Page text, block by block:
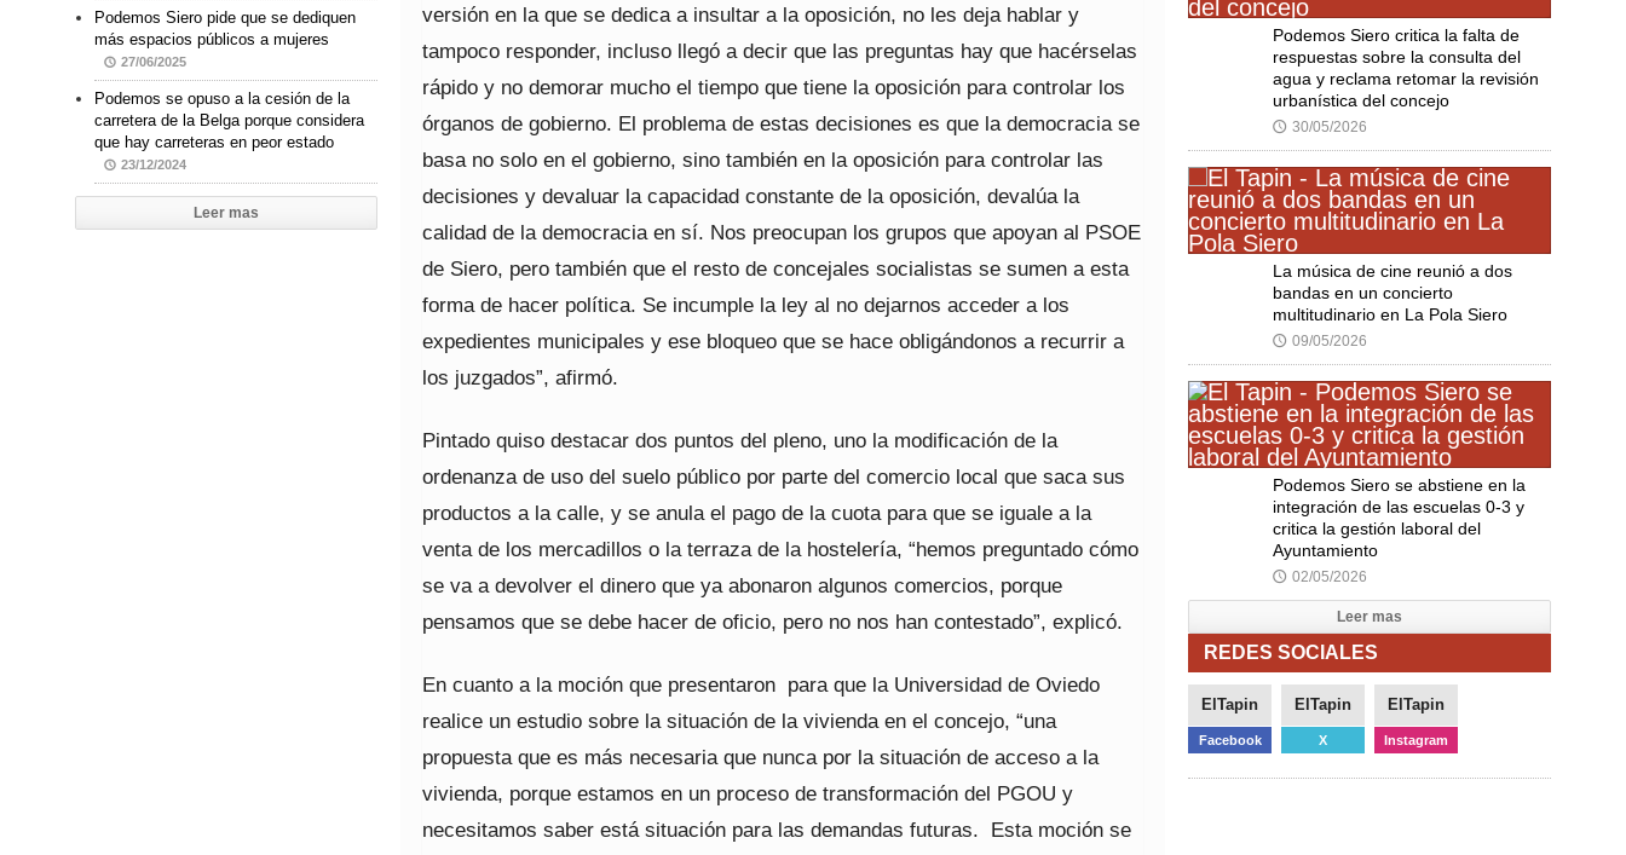
versión en la que se dedica a insultar a la oposición, no les deja hablar y
tampoco responder, incluso llegó a decir que las preguntas hay que hacérselas
rápido y no demorar mucho el tiempo que tiene la oposición para controlar los
órganos de gobierno. El problema de estas decisiones es que la democracia se
basa no solo en el gobierno, sino también en la oposición para controlar las
decisiones y devaluar la capacidad constante de la oposición, devalúa la
calidad de la democracia en sí. Nos preocupan los grupos que apoyan al PSOE
de Siero, pero también que el resto de concejales socialistas se sumen a esta
forma de hacer política. Se incumple la ley al no dejarnos acceder a los
expedientes municipales y ese bloqueo que se hace obligándonos a recurrir a
los juzgados”, afirmó.
Pintado quiso destacar dos puntos del pleno, uno la modificación de la
ordenanza de uso del suelo público por parte del comercio local que saca sus
productos a la calle, y se anula el pago de la cuota para que se iguale a la
venta de los mercadillos o la terraza de la hostelería, “hemos preguntado cómo
se va a devolver el dinero que ya abonaron algunos comercios, porque
pensamos que se debe hacer de oficio, pero no nos han contestado”, explicó.
En cuanto a la moción que presentaron para que la Universidad de Oviedo
realice un estudio sobre la situación de la vivienda en el concejo, “una
propuesta que es más necesaria que nunca por la situación de acceso a la
vivienda, porque estamos en un proceso de transformación del PGOU y
necesitamos saber está situación para las demandas futuras. Esta moción se
Podemos Siero pide que se dediquen
más espacios públicos a mujeres
27/06/2025
Podemos se opuso a la cesión de la
carretera de la Belga porque considera
que hay carreteras en peor estado
23/12/2024
Leer mas
Podemos Siero critica la falta de
respuestas sobre la consulta del
agua y reclama retomar la revisión
urbanística del concejo
🕔 30/05/2026
La música de cine reunió a dos
bandas en un concierto
multitudinario en La Pola Siero
🕔 09/05/2026
Podemos Siero se abstiene en la
integración de las escuelas 0-3 y
critica la gestión laboral del
Ayuntamiento
🕔 02/05/2026
Leer mas
REDES SOCIALES
ElTapin
Facebook
ElTapin
X
ElTapin
Instagram